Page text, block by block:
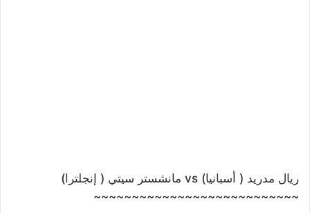
ريال مدريد ( أسبانيا) vs مانشستر سيتي ( إنجلترا)
~~~~~~~~~~~~~~~~~~~~~~~~~~~